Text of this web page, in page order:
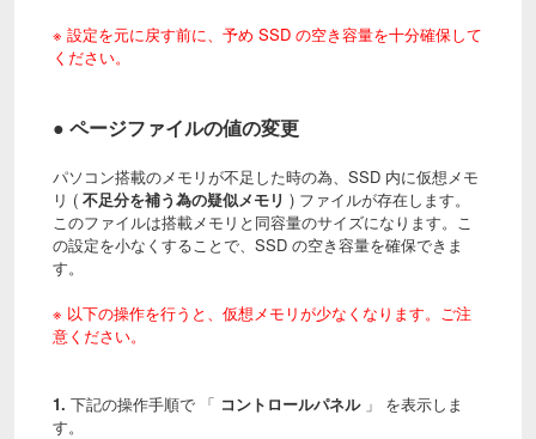
※ 設定を元に戻す前に、予め SSD の空き容量を十分確保して
ください。
● ページファイルの値の変更
パソコン搭載のメモリが不足した時の為、SSD 内に仮想メモ
リ ( 不足分を補う為の疑似メモリ ) ファイルが存在します。
このファイルは搭載メモリと同容量のサイズになります。こ
の設定を小なくすることで、SSD の空き容量を確保できま
す。
※ 以下の操作を行うと、仮想メモリが少なくなります。ご注
意ください。
1. 下記の操作手順で 「 コントロールパネル」 を表示しま
す。